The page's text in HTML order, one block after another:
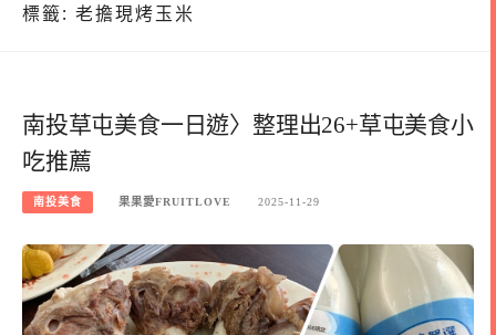
標籤: 老擔現烤玉米
南投草屯美食一日遊〉整理出26+草屯美食小
吃推薦
南投美食 果果愛FRUITLOVE 2025-11-29